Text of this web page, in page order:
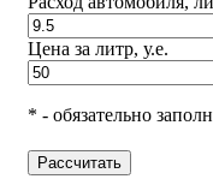
Цена за литр, у.е.
* - обязательно
Рассчитать